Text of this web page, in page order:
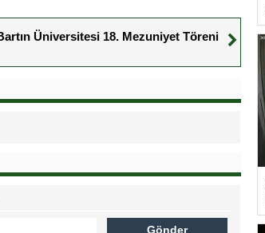
Üniversitesi 18. Mezuniyet Töreni